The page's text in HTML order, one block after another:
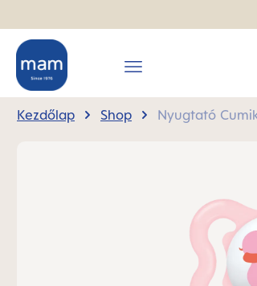
Kezdőlap Shop Nyugtató